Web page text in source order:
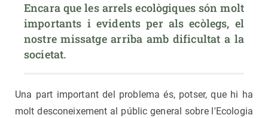
Encara que les arrels ecològiques són molt
importants i evidents per als ecòlegs, el
nostre missatge arriba amb dificultat a la
societat.
Una part important del problema és, potser, que hi ha
molt desconeixement al públic general sobre l'Ecologia